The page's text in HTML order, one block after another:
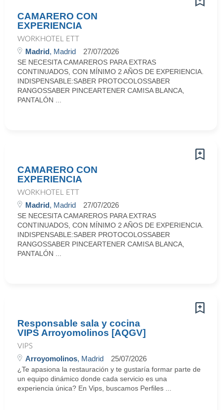
CAMARERO CON
EXPERIENCIA
WORKHOTEL ETT
Madrid, Madrid 27/07/2026
SE NECESITA CAMAREROS PARA EXTRAS
CONTINUADOS, CON MÍNIMO 2 AÑOS DE EXPERIENCIA.
INDISPENSABLE:SABER PROTOCOLOSSABER
RANGOSSABER PINCEARTENER CAMISA BLANCA,
PANTALÓN ...
CAMARERO CON
EXPERIENCIA
WORKHOTEL ETT
Madrid, Madrid 27/07/2026
SE NECESITA CAMAREROS PARA EXTRAS
CONTINUADOS, CON MÍNIMO 2 AÑOS DE EXPERIENCIA.
INDISPENSABLE:SABER PROTOCOLOSSABER
RANGOSSABER PINCEARTENER CAMISA BLANCA,
PANTALÓN ...
Responsable sala y cocina
VIPS Arroyomolinos [AQGV]
VIPS
Arroyomolinos, Madrid 25/07/2026
¿Te apasiona la restauración y te gustaría formar parte de
un equipo dinámico donde cada servicio es una
experiencia única? En Vips, buscamos Perfiles ...